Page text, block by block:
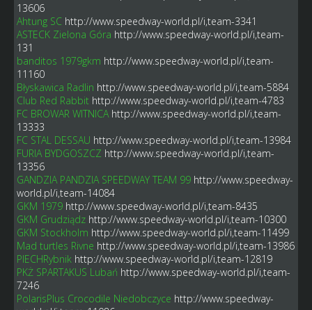
13606
Ahtung SC http://www.speedway-world.pl/i,team-3341
ASTECK Zielona Góra http://www.speedway-world.pl/i,team-
131
banditos 1979gkm http://www.speedway-world.pl/i,team-
11160
Błyskawica Radlin http://www.speedway-world.pl/i,team-5884
Club Red Rabbit http://www.speedway-world.pl/i,team-4783
FC BROWAR WITNICA http://www.speedway-world.pl/i,team-
13333
FC STAL DESSAU http://www.speedway-world.pl/i,team-13984
FURIA BYDGOSZCZ http://www.speedway-world.pl/i,team-
13356
GANDZIA PANDZIA SPEEDWAY TEAM 99 http://www.speedway-
world.pl/i,team-14084
GKM 1979 http://www.speedway-world.pl/i,team-8435
GKM Grudziądz http://www.speedway-world.pl/i,team-10300
GKM Stockholm http://www.speedway-world.pl/i,team-11499
Mad turtles Rivne http://www.speedway-world.pl/i,team-13986
PIECHRybnik http://www.speedway-world.pl/i,team-12819
PKŻ SPARTAKUS Lubań http://www.speedway-world.pl/i,team-
7246
PolarisPlus Crocodile Niedobczyce http://www.speedway-